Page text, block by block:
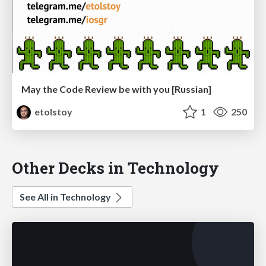
May the Code Review be with you [Russian]
etolstoy
1 250
Other Decks in Technology
See All in Technology